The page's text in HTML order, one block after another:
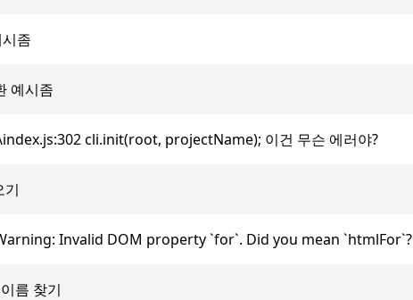
좀
예시좀
cli.init(root, projectName); 이건 무슨 에러야?
Invalid DOM property `for`. Did you mean `htmlFor`?
름 찾기